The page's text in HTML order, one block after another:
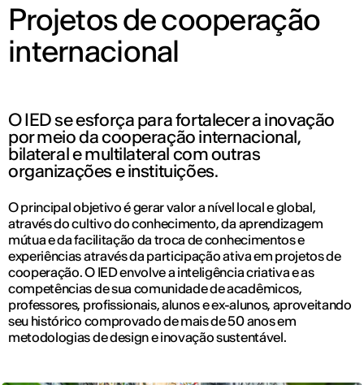
Projetos de cooperação
internacional
O IED se esforça para fortalecer a inovação
por meio da cooperação internacional,
bilateral e multilateral com outras
organizações e instituições.
O principal objetivo é gerar valor a nível local e global,
através do cultivo do conhecimento, da aprendizagem
mútua e da facilitação da troca de conhecimentos e
experiências através da participação ativa em projetos de
cooperação. O IED envolve a inteligência criativa e as
competências de sua comunidade de acadêmicos,
professores, profissionais, alunos e ex-alunos, aproveitando
seu histórico comprovado de mais de 50 anos em
metodologias de design e inovação sustentável.